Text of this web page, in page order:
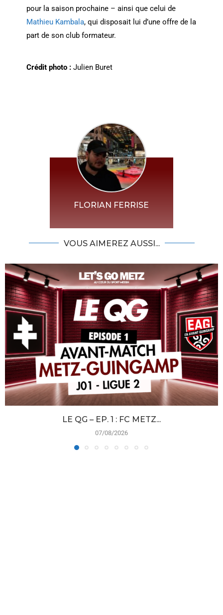
pour la saison prochaine – ainsi que celui de
Mathieu Kambala, qui disposait lui d’une offre de la
part de son club formateur.
Crédit photo :Julien Buret
FLORIAN FERRISE
VOUS AIMEREZ AUSSI...
LE QG – EP. 1 : FC METZ...
07/08/2026